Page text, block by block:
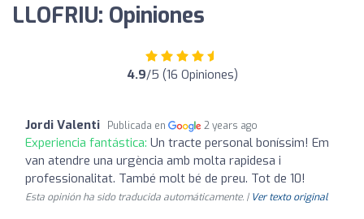
LLOFRIU: Opiniones
4.9/5 (16 Opiniones)
Jordi Valenti Publicada en 2 years ago
Experiencia fantástica: Un tracte personal boníssim! Em
van atendre una urgència amb molta rapidesa i
professionalitat. També molt bé de preu. Tot de 10!
Esta opinión ha sido traducida automáticamente. | Ver texto original